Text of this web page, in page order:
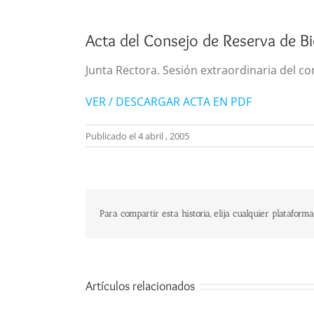
Acta del Consejo de Reserva de
Junta Rectora. Sesión extraordinaria del
VER / DESCARGAR ACTA EN PDF
Publicado el 4 abril , 2005
Para compartir esta historia, elija cualquier plataforma
Artículos relacionados